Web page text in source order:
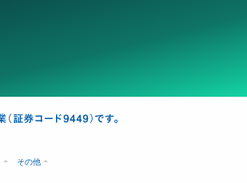
その他